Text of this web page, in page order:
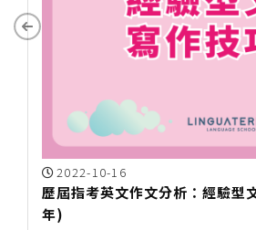
巧 (104
學測英文單字系列: